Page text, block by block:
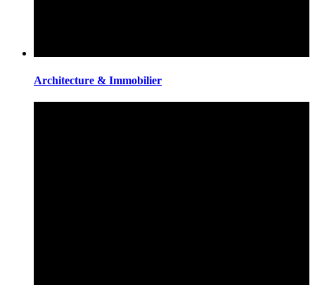
Architecture & Immobilier